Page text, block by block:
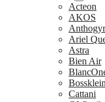
Acteon
AKOS
Anthogyr
Ariel
Astra
Bien Air
Bossklein
Cattani